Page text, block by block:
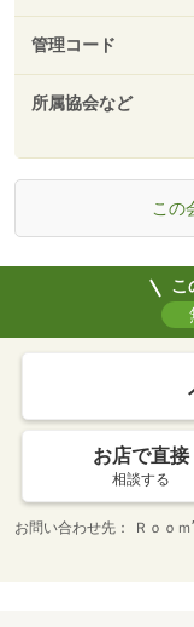
管理コード
所属協会など
この
こ
お店で直接
相談する
お問い合わせ先
Ｒｏｏ